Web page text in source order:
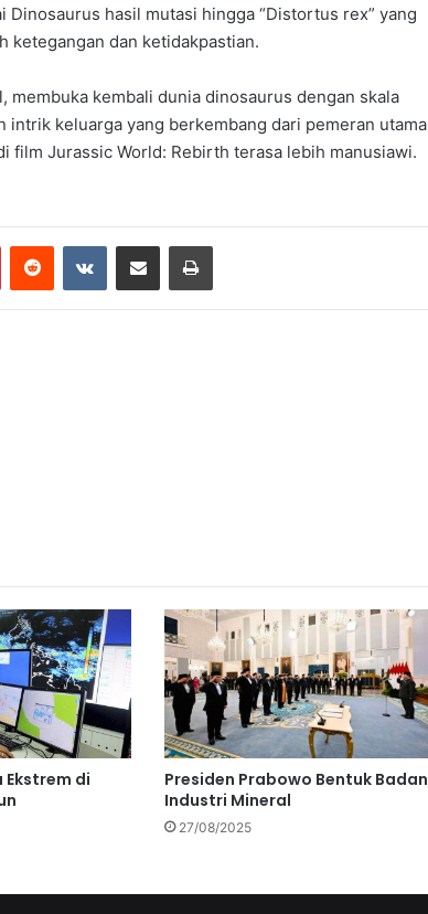
hasil mutasi hingga “Distortus rex” yang
ketegangan dan ketidakpastian.
kembali dunia dinosaurus dengan skala
keluarga yang berkembang dari pemeran utama
film Jurassic World: Rebirth terasa lebih manusiawi.
PinterestReddit VKontakteShare via Email Print
di
Presiden Prabowo Bentuk Badan
Industri Mineral
27/08/2025